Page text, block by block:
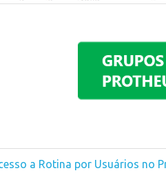
a Rotina por Usuários no